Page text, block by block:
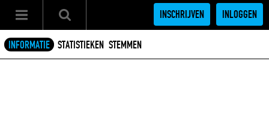
INSCHRIJVEN INLOGGEN
INFORMATIE STATISTIEKEN STEMMEN